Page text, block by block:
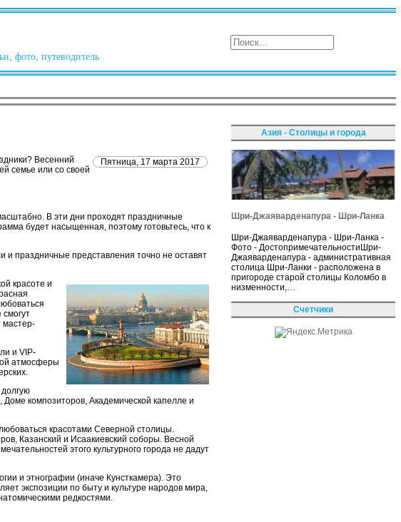
фото, путеводитель
Пятница, 17 марта 2017
Весенний
семье или со своей
В эти дни проходят праздничные
будет насыщенная, поэтому готовьтесь, что к
и праздничные представления точно не оставят
красоте и
мастер-
и VIP-
атмосферы
композиторов, Академической капелле и
красотами Северной столицы.
Казанский и Исаакиевский соборы. Весной
этого культурного города не дадут
и этнографии (иначе Кунсткамера). Это
экспозиции по быту и культуре народов мира,
редкостями.
Азия - Столицы и города
Шри-Джаяварденапура - Шри-Ланка
Шри-Джаяварденапура - Шри-Ланка -
Фото - ДостопримечательностиШри-
Джаяварденапура - административная
столица Шри-Ланки - расположена в
пригороде старой столицы Коломбо в
низменности,…
Счетчики